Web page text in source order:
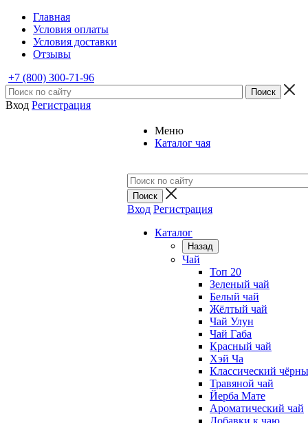
Главная
Условия оплаты
Условия доставки
Отзывы
+7 (800) 300-71-96
Вход Регистрация
Меню
Каталог чая
Вход Регистрация
Каталог
Назад
Чай
Топ 20
Зеленый чай
Белый чай
Жёлтый чай
Чай Улун
Чай Габа
Красный чай
Хэй Ча
Классический
Травяной чай
Йерба Мате
Ароматический чай
Добавки к чаю